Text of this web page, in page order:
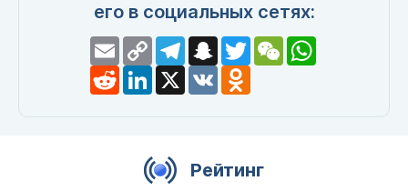
его в социальных сетях:
EmailCopy
Link
TelegramSnapchat
TwitterWeChatWhatsApp
RedditLinkedIn
X VK Odnoklassniki
Рейтинг